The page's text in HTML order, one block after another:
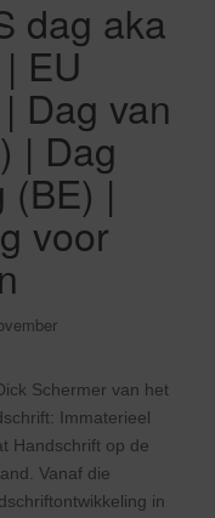
dag aka
EU
Dag van
| Dag
(BE) |
voor
Schermer van het
Immaterieel
Handschrift op de
Vanaf die
in